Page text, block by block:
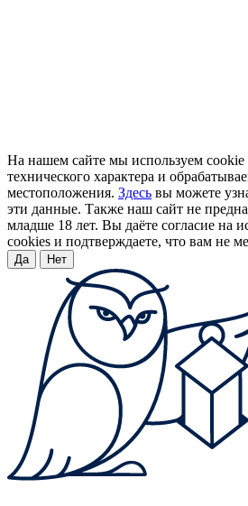
На нашем сайте мы используем
технического характера и
местоположения. Здесь вы можете
эти данные. Также наш сайт не
младше 18 лет. Вы даёте согласие на
cookies и подтверждаете, что вам не
Да Нет